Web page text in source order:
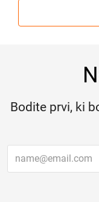
Bodite prvi, ki